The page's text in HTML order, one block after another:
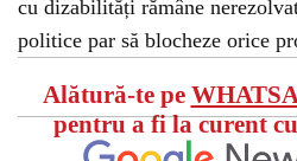
cu dizabilități rămâne
politice par să blocheze orice
Alătură-te pe
pentru a fi la curent